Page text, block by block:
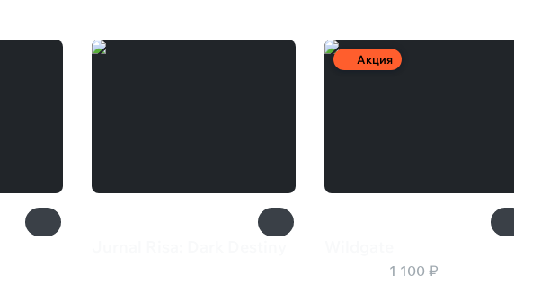
Акция
1 100 ₽